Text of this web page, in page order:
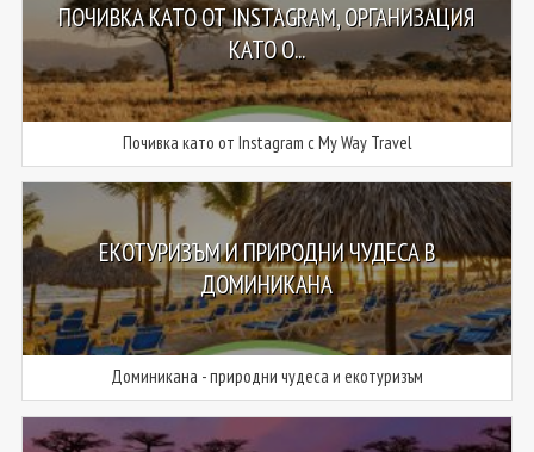
ПОЧИВКА КАТО ОТ INSTAGRAM, ОРГАНИЗАЦИЯ
КАТО О...
Почивка като от Instagram с My Way Travel
ЕКОТУРИЗЪМ И ПРИРОДНИ ЧУДЕСА В
ДОМИНИКАНА
Доминикана - природни чудеса и екотуризъм